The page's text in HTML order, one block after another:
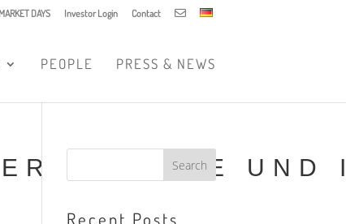
DAYS Investor Login Contact
PEOPLE PRESS & NEWS
UKRAINE UND
Recent Posts